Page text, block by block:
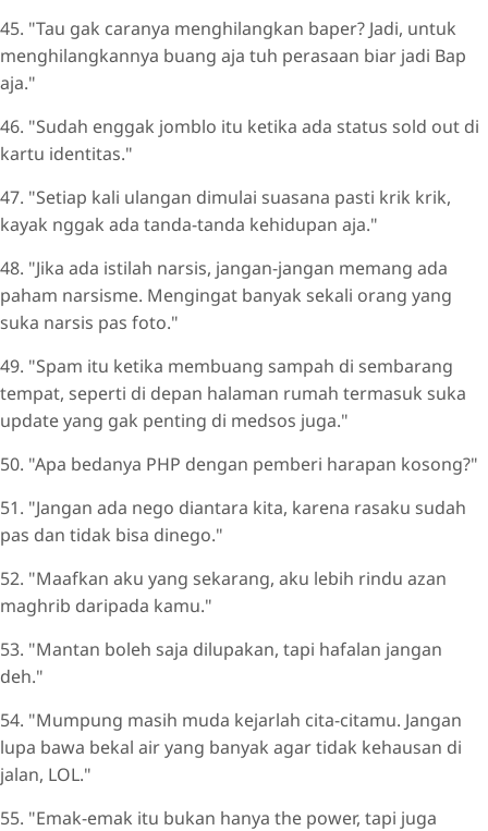
45. "Tau gak caranya menghilangkan baper? Jadi, untuk
menghilangkannya buang aja tuh perasaan biar jadi Bap
aja."
46. "Sudah enggak jomblo itu ketika ada status sold out di
kartu identitas."
47. "Setiap kali ulangan dimulai suasana pasti krik krik,
kayak nggak ada tanda-tanda kehidupan aja."
48. "Jika ada istilah narsis, jangan-jangan memang ada
paham narsisme. Mengingat banyak sekali orang yang
suka narsis pas foto."
49. "Spam itu ketika membuang sampah di sembarang
tempat, seperti di depan halaman rumah termasuk suka
update yang gak penting di medsos juga."
50. "Apa bedanya PHP dengan pemberi harapan kosong?"
51. "Jangan ada nego diantara kita, karena rasaku sudah
pas dan tidak bisa dinego."
52. "Maafkan aku yang sekarang, aku lebih rindu azan
maghrib daripada kamu."
53. "Mantan boleh saja dilupakan, tapi hafalan jangan
deh."
54. "Mumpung masih muda kejarlah cita-citamu. Jangan
lupa bawa bekal air yang banyak agar tidak kehausan di
jalan, LOL."
55. "Emak-emak itu bukan hanya the power, tapi juga